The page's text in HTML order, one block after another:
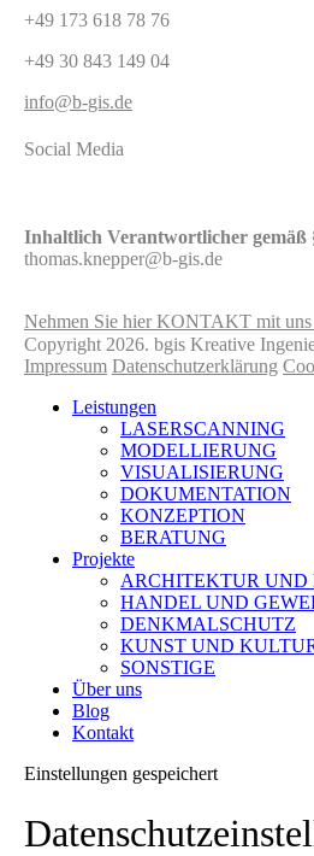
+49 173 618 78 76
+49 30 843 149 04
info@b-gis.de
Social Media
Inhaltlich Verantwortlicher gemäß
thomas.knepper@b-gis.de
Nehmen Sie hier KONTAKT mit
Copyright 2026. bgis Kreative
Impressum Datenschutzerklärung
Leistungen
LASERSCANNING
MODELLIERUNG
VISUALISIERUNG
DOKUMENTATION
KONZEPTION
BERATUNG
Projekte
ARCHITEKTUR UND
HANDEL UND
DENKMALSCHUTZ
KUNST UND
SONSTIGE
Über uns
Blog
Kontakt
Einstellungen gespeichert